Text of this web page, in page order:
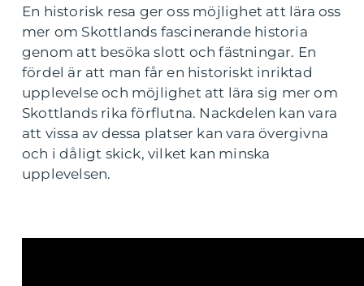
En historisk resa ger oss möjlighet att lära oss
mer om Skottlands fascinerande historia
genom att besöka slott och fästningar. En
fördel är att man får en historiskt inriktad
upplevelse och möjlighet att lära sig mer om
Skottlands rika förflutna. Nackdelen kan vara
att vissa av dessa platser kan vara övergivna
och i dåligt skick, vilket kan minska
upplevelsen.